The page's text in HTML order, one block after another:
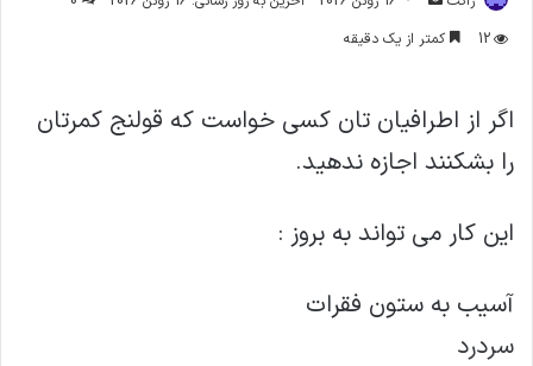
ایمیل
12
کمتر از یک دقیقه
اگر از اطرافیان تان کسی خواست که قولنج کمرتان
را بشکنند اجازه ندهید.
این کار می تواند به بروز :
آسیب به ستون فقرات
سردرد